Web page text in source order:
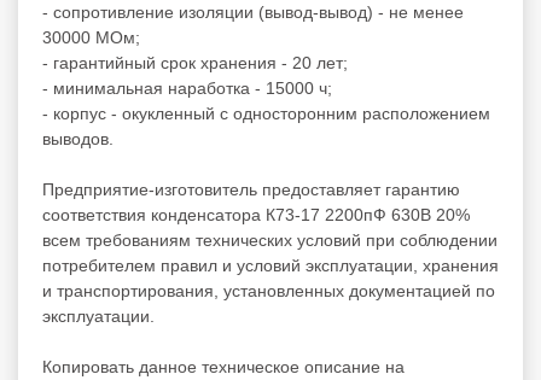
- сопротивление изоляции (вывод-вывод) - не менее
30000 МОм;
- гарантийный срок хранения - 20 лет;
- минимальная наработка - 15000 ч;
- корпус - окукленный с односторонним расположением
выводов.
Предприятие-изготовитель предоставляет гарантию
соответствия конденсатора К73-17 2200пФ 630В 20%
всем требованиям технических условий при соблюдении
потребителем правил и условий эксплуатации, хранения
и транспортирования, установленных документацией по
эксплуатации.
Копировать данное техническое описание на